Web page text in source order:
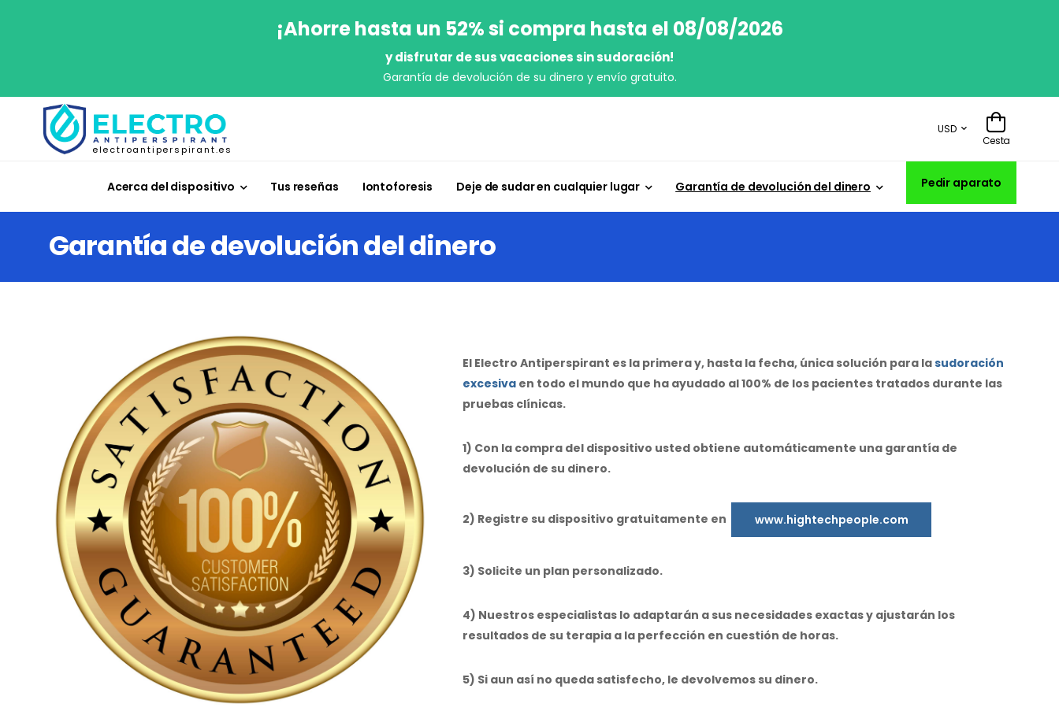
¡Ahorre hasta un 52% si compra hasta el 08/08/2026
y disfrutar de sus vacaciones sin sudoración!
Garantía de devolución de su dinero y envío gratuito.
electroantiperspirant.es
USD
Cesta
Acerca del dispositivo Tus reseñas Iontoforesis Deje de sudar en cualquier lugar Garantía de devolución del dinero Pedir aparato
Garantía de devolución del dinero
El Electro Antiperspirant es la primera y, hasta la fecha, única solución para lasudoración
excesiva en todo el mundo que ha ayudado al 100% de los pacientes tratados durante las
pruebas clínicas.
1) Con la compra del dispositivo usted obtiene automáticamente una garantía de
devolución de su dinero.
2) Registre su dispositivo gratuitamente en www.hightechpeople.com
3) Solicite un plan personalizado.
4) Nuestros especialistas lo adaptarán a sus necesidades exactas y ajustarán los
resultados de su terapia a la perfección en cuestión de horas.
5) Si aun así no queda satisfecho, le devolvemos su dinero.